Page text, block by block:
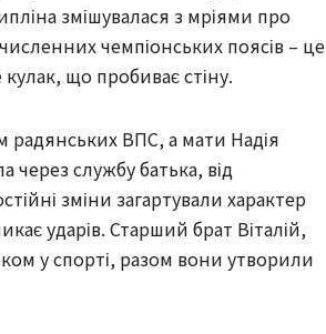
змішувалася з мріями про
чемпіонських поясів – це
що пробиває стіну.
ВПС, а мати Надія
службу батька, від
зміни загартували характер
ударів. Старший брат Віталій,
у спорті, разом вони утворили